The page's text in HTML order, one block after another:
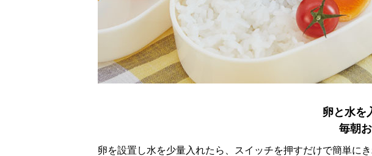
卵と水を
毎朝
卵を設置し水を少量入れたら、スイッチを押すだけで簡単に